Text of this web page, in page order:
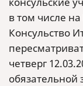
в том числе
Консульство
четверг
обязательной